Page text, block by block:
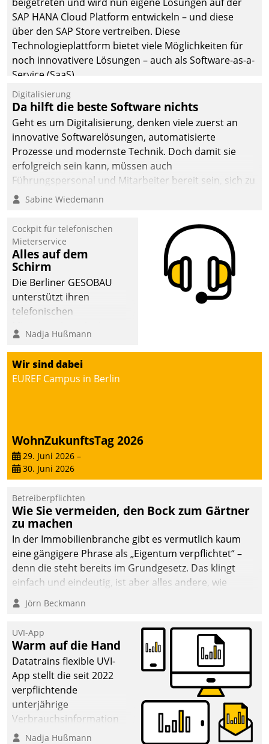
die Bereitschaft, sich zu überprüfen, zu hinterfragen
und zu verändern.
SAP HANA Cloud Platform entwickeln – und diese
über den SAP Store vertreiben. Diese
Technologieplattform bietet viele Möglichkeiten für
noch innovativere Lösungen – auch als Software-as-a-
Service (SaaS).
Digitalisierung
Da hilft die beste Software nichts
Geht es um Digitalisierung, denken viele zuerst an
innovative Softwarelösungen, automatisierte
Prozesse und modernste Technik. Doch damit sie
erfolgreich sein kann, müssen auch
Führungspersonal und Mitarbeiter bereit sein, sich zu
verändern und anzupassen, sonst werden sie an ihr
Sabine Wiedemann
Cockpit für telefonischen
Mieterservice
Alles auf dem
Schirm
Die Berliner GESOBAU
unterstützt ihren
telefonischen
digitalen Cockpit, das
situationsbezogen
passende Fragen und
Schlagworte auswirft.
Serviceteam, Anrufe von
Mietenden zügiger und
effizienter zu bearbeiten.
Nadja Hußmann
Wir sind dabei
EUREF Campus in Berlin
WohnZukunftsTag 2026
29. Juni 2026 –
30. Juni 2026
Betreiberpflichten
Wie Sie vermeiden, den Bock zum Gärtner
zu machen
In der Immobilienbranche gibt es vermutlich kaum
eine gängigere Phrase als „Eigentum verpflichtet“ –
denn die steht bereits im Grundgesetz. Das klingt
einfach und eindeutig, ist aber alles andere, wie
Branchenbeschäftigte wissen. Denn mit der
Verantwortung folgen Verpflichtungen.
Jörn Beckmann
UVI-App
Warm auf die Hand
Datatrains flexible UVI-
App stellt die seit 2022
verpflichtende
unterjährige
Verbrauchsinformation
schnell, zuverlässig und
Nadja Hußmann